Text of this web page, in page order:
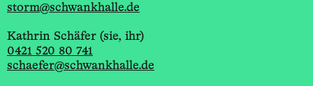
storm@schwankhalle.de
Kathrin Schäfer (sie, ihr)
0421 520 80 741
schaefer@schwankhalle.de